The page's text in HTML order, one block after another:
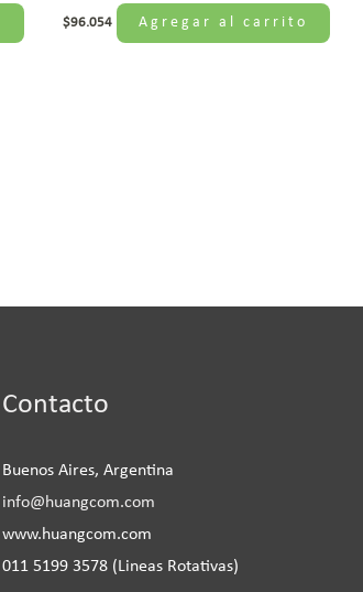
$96.054 Agregar al carrito
Contacto
Buenos Aires, Argentina
info@huangcom.com
www.huangcom.com
011 5199 3578 (Lineas Rotativas)